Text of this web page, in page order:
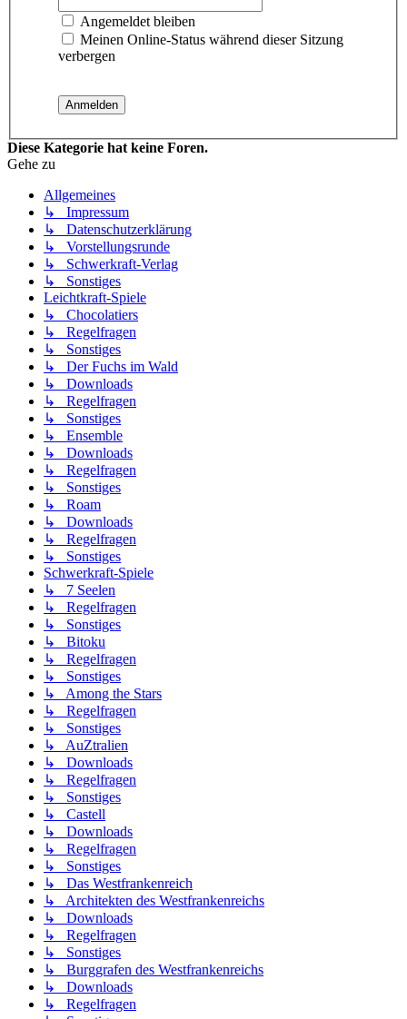
Angemeldet bleiben
Meinen Online-Status während dieser Sitzung
verbergen
Diese Kategorie hat keine Foren.
Gehe zu
Allgemeines
↳ Impressum
↳ Datenschutzerklärung
↳ Vorstellungsrunde
↳ Schwerkraft-Verlag
↳ Sonstiges
Leichtkraft-Spiele
↳ Chocolatiers
↳ Regelfragen
↳ Sonstiges
↳ Der Fuchs im Wald
↳ Downloads
↳ Regelfragen
↳ Sonstiges
↳ Ensemble
↳ Downloads
↳ Regelfragen
↳ Sonstiges
↳ Roam
↳ Downloads
↳ Regelfragen
↳ Sonstiges
Schwerkraft-Spiele
↳ 7 Seelen
↳ Regelfragen
↳ Sonstiges
↳ Bitoku
↳ Regelfragen
↳ Sonstiges
↳ Among the Stars
↳ Regelfragen
↳ Sonstiges
↳ AuZtralien
↳ Downloads
↳ Regelfragen
↳ Sonstiges
↳ Castell
↳ Downloads
↳ Regelfragen
↳ Sonstiges
↳ Das Westfrankenreich
↳ Architekten des Westfrankenreichs
↳ Downloads
↳ Regelfragen
↳ Sonstiges
↳ Burggrafen des Westfrankenreichs
↳ Downloads
↳ Regelfragen